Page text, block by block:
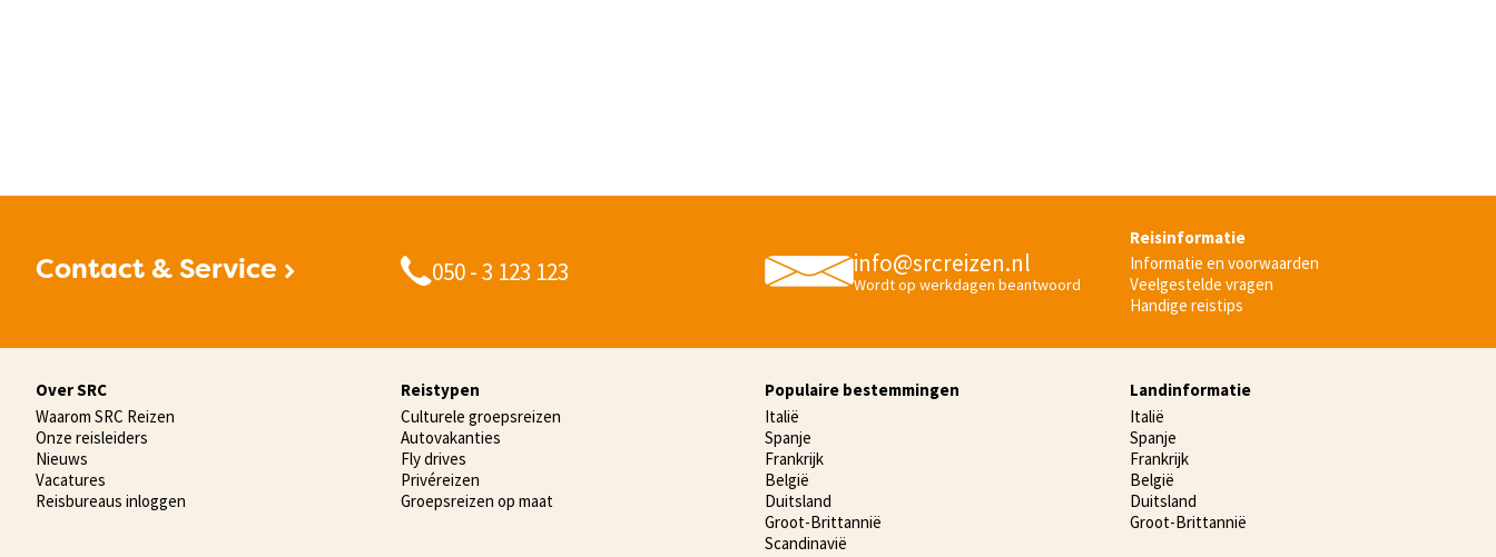
Contact & Service 050 - 3 123 123 info@srcreizen.nl
Wordt op werkdagen beantwoord
Reisinformatie
Informatie en voorwaarden
Veelgestelde vragen
Handige reistips
Over SRC
Waarom SRC Reizen
Onze reisleiders
Nieuws
Vacatures
Reisbureaus inloggen
Reistypen
Culturele groepsreizen
Autovakanties
Fly drives
Privéreizen
Groepsreizen op maat
Populaire bestemmingen
Italië
Spanje
Frankrijk
België
Duitsland
Groot-Brittannië
Scandinavië
Landinformatie
Italië
Spanje
Frankrijk
België
Duitsland
Groot-Brittannië